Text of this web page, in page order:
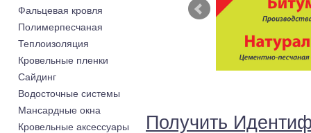
Фальцевая кровля
Полимерпесчаная
Теплоизоляция
Кровельные пленки
Cайдинг
Водосточные системы
Мансардные окна
Кровельные аксессуары
Получить